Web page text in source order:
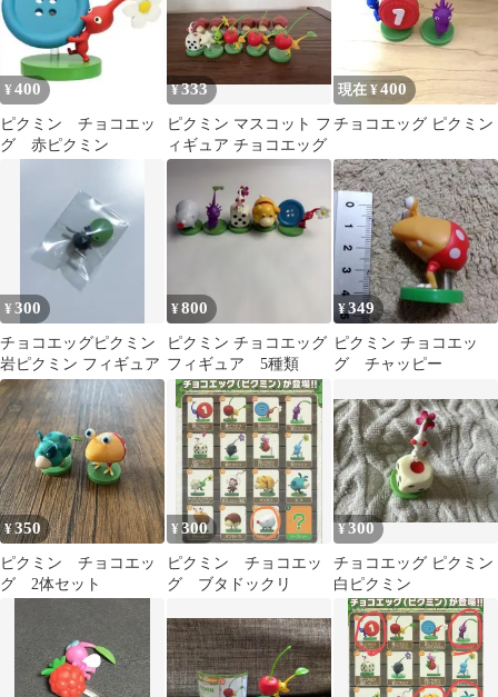
¥ 400
ピクミン チョコエッ
グ 赤ピクミン
¥333
ピクミン マスコット フ
ィギュア チョコエッグ
現在 ¥400
チョコエッグ ピクミン
¥300
チョコエッグピクミン
岩ピクミン フィギュア
¥800
ピクミン チョコエッグ
フィギュア 5種類
¥349
ピクミン チョコエッ
グ チャッピー
¥350
ピクミン チョコエッ
グ 2体セット
¥300
ピクミン チョコエッ
グ ブタドックリ
¥300
チョコエッグ ピクミン
白ピクミン